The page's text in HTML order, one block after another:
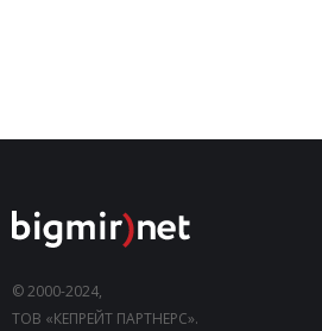
© 2000-2024,
ТОВ «КЕПРЕЙТ ПАРТНЕРС».